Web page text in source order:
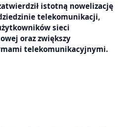
istotną nowelizację
telekomunikacji,
sieci
oraz zwiększy
telekomunikacyjnymi.